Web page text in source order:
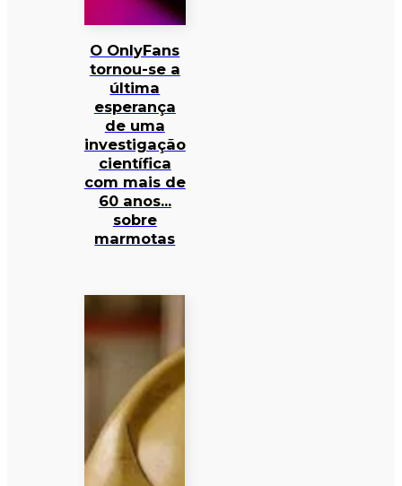
O OnlyFans
tornou-se a
última
esperança
de uma
investigação
científica
com mais de
60 anos…
sobre
marmotas